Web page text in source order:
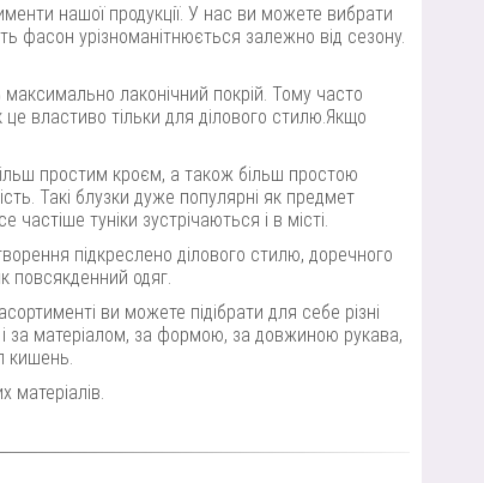
нашої продукції. У нас ви можете вибрати
фасон урізноманітнюється залежно від сезону.
лаконічний покрій. Тому часто
властиво тільки для ділового стилю.Якщо
простим кроєм, а також більш простою
Такі блузки дуже популярні як предмет
туніки зустрічаються і в місті.
підкреслено ділового стилю, доречного
повсякденний одяг.
ви можете підібрати для себе різні
за матеріалом, за формою, за довжиною рукава,
кишень.